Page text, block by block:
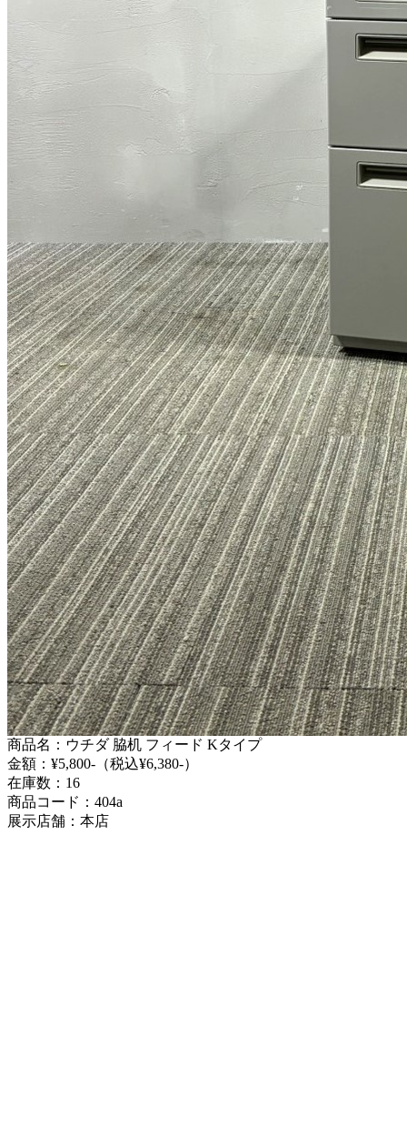
商品名：ウチダ 脇机 フィード Kタイプ
金額：¥5,800-（税込¥6,380-）
在庫数：16
商品コード：404a
展示店舗：本店